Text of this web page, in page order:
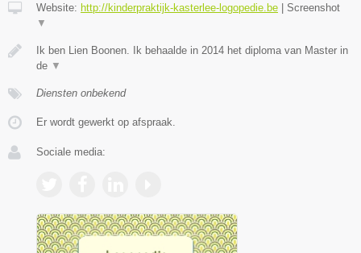
Website: http://kinderpraktijk-kasterlee-logopedie.be
Screenshot
▼
Ik ben Lien Boonen. Ik behaalde in 2014 het diploma van Master in
de ▼
Diensten onbekend
Er wordt gewerkt op afspraak.
Sociale media: